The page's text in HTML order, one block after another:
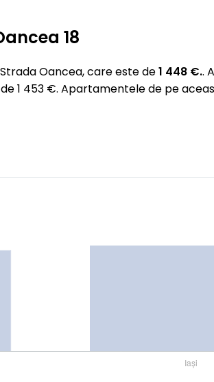
18
Oancea, care este de1 448 €..
1 453 €. Apartamentele de pe